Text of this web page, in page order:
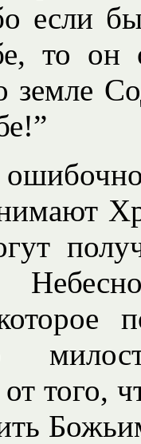
если
то он
земле
от того,